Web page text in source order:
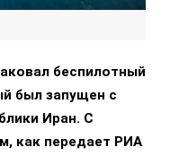
беспилотный
был запущен с
Иран. С
как передает РИА